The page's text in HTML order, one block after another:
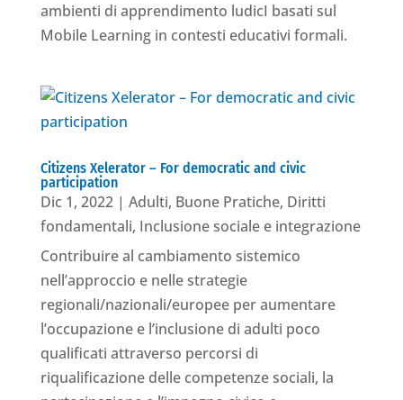
ambienti di apprendimento ludicI basati sul
Mobile Learning in contesti educativi formali.
Citizens Xelerator – For democratic and civic
participation
Dic 1, 2022| Adulti, Buone Pratiche, Diritti
fondamentali, Inclusione sociale e integrazione
Contribuire al cambiamento sistemico
nell’approccio e nelle strategie
regionali/nazionali/europee per aumentare
l’occupazione e l’inclusione di adulti poco
qualificati attraverso percorsi di
riqualificazione delle competenze sociali, la